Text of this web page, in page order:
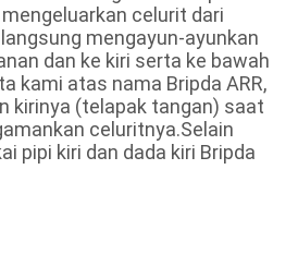
celurit dari
mengayun-ayunkan
dan ke kiri serta ke bawah
kami atas nama Bripda ARR,
kirinya (telapak tangan) saat
celuritnya.Selain
pipi kiri dan dada kiri Bripda